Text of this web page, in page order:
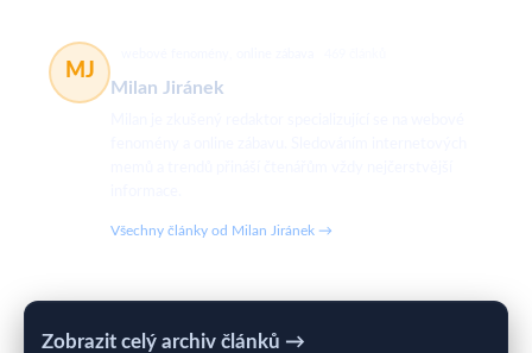
MJ
Milan Jiránek
Všechny články od Milan Jiránek →
Zobrazit celý archiv článků →